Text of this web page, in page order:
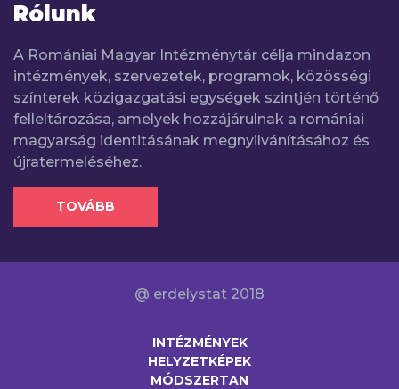
Rólunk
A Romániai Magyar Intézménytár célja mindazon
intézmények, szervezetek, programok, közösségi
színterek közigazgatási egységek szintjén történő
felleltározása, amelyek hozzájárulnak a romániai
magyarság identitásának megnyilvánításához és
újratermeléséhez.
TOVÁBB
@ erdelystat 2018
INTÉZMÉNYEK
HELYZETKÉPEK
MÓDSZERTAN